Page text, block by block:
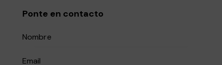
Ponte en contacto